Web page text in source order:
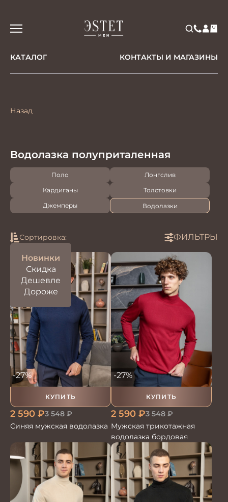
КАТАЛОГ КОНТАКТЫ И МАГАЗИНЫ
Назад
Водолазка полуприталенная
Поло
Лонгслив
Кардиганы
Толстовки
Джемперы
Водолазки
Сортировка:
Новинки
Скидка
Дешевле
Дороже
ФИЛЬТРЫ
КУПИТЬ
-27%
2 590 ₽3 548₽
Синяя мужская водолазка
КУПИТЬ
-27%
2 590 ₽3 548₽
Мужская трикотажная
водолазка бордовая